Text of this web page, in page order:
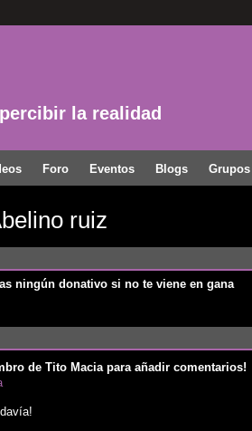
la realidad
Foro Eventos Blogs Grupos
ruiz
ningún donativo si no te viene en gana
de Tito Macia para añadir comentarios!